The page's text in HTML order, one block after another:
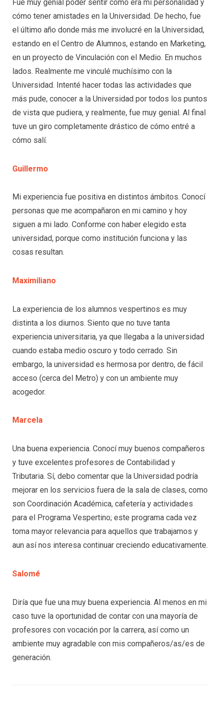
Fue muy genial poder sentir cómo era mi personalidad y
cómo tener amistades en la Universidad. De hecho, fue
el último año donde más me involucré en la Universidad,
estando en el Centro de Alumnos, estando en Marketing,
en un proyecto de Vinculación con el Medio. En muchos
lados. Realmente me vinculé muchísimo con la
Universidad. Intenté hacer todas las actividades que
más pude, conocer a la Universidad por todos los puntos
de vista que pudiera, y realmente, fue muy genial. Al final
tuve un giro completamente drástico de cómo entré a
cómo salí.
Guillermo
Mi experiencia fue positiva en distintos ámbitos. Conocí
personas que me acompañaron en mi camino y hoy
siguen a mi lado. Conforme con haber elegido esta
universidad, porque como institución funciona y las
cosas resultan.
Maximiliano
La experiencia de los alumnos vespertinos es muy
distinta a los diurnos. Siento que no tuve tanta
experiencia universitaria, ya que llegaba a la universidad
cuando estaba medio oscuro y todo cerrado. Sin
embargo, la universidad es hermosa por dentro, de fácil
acceso (cerca del Metro) y con un ambiente muy
acogedor.
Marcela
Una buena experiencia. Conocí muy buenos compañeros
y tuve excelentes profesores de Contabilidad y
Tributaria. Sí, debo comentar que la Universidad podría
mejorar en los servicios fuera de la sala de clases, como
son Coordinación Académica, cafetería y actividades
para el Programa Vespertino; este programa cada vez
toma mayor relevancia para aquellos que trabajamos y
aun así nos interesa continuar creciendo educativamente.
Salomé
Diría que fue una muy buena experiencia. Al menos en mi
caso tuve la oportunidad de contar con una mayoría de
profesores con vocación por la carrera, así como un
ambiente muy agradable con mis compañeros/as/es de
generación.